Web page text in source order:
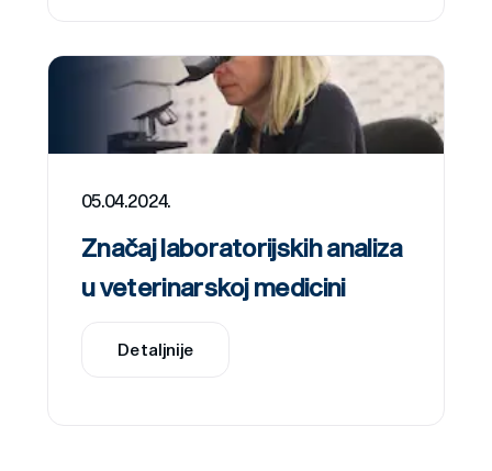
05.04.2024.
Značaj laboratorijskih analiza
u veterinarskoj medicini
Detaljnije